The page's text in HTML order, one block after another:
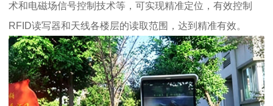
术和电磁场信号控制技术等，可实现精准定位，有效控制
RFID读写器和天线各楼层的读取范围，达到精准有效。